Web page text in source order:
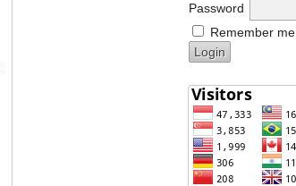
Password
Remember me